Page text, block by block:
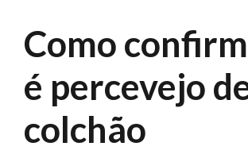
Como
é percevejo
colchão